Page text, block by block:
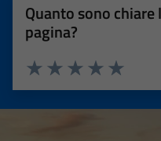
Quanto sono
pagina?
Valuta 5
Valuta 4
Valuta 3 stelle su
Valuta 2 stelle su 5
Valuta 1 stelle su 5